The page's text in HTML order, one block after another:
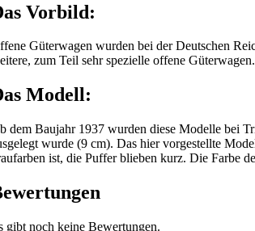
Vorbild:
Güterwagen wurden bei der Deutschen
zum Teil sehr spezielle offene Güterwagen.
Modell:
dem Baujahr 1937 wurden diese Modelle bei
wurde (9 cm). Das hier vorgestellte
ist, die Puffer blieben kurz. Die Farbe
gibt noch keine Bewertungen.